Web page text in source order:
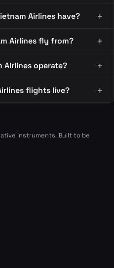
Airlines have?
Airlines fly from?
Airlines operate?
flights live?
instruments. Built to be